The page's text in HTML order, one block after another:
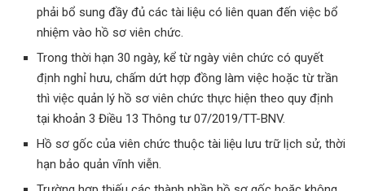
phải bổ sung đầy đủ các tài liệu có liên quan đến việc bổ
nhiệm vào hồ sơ viên chức.
Trong thời hạn 30 ngày, kể từ ngày viên chức có quyết
định nghỉ hưu, chấm dứt hợp đồng làm việc hoặc từ trần
thì việc quản lý hồ sơ viên chức thực hiện theo quy định
tại khoản 3 Điều 13 Thông tư 07/2019/TT-BNV.
Hồ sơ gốc của viên chức thuộc tài liệu lưu trữ lịch sử, thời
hạn bảo quản vĩnh viễn.